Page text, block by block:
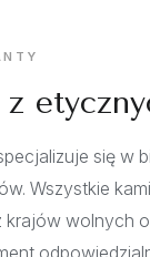
z
się w
Wszystkie
krajów wolnych